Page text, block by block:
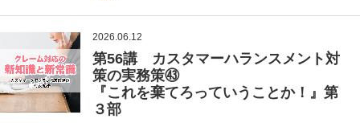
2026.06.12
第56講 カスタマーハランスメント対
策の実務策㊸
『これを棄てろっていうことか！』第
３部